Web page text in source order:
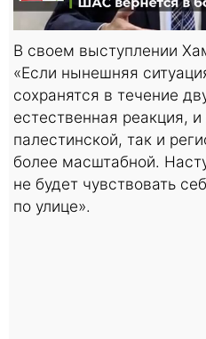
В своем выступлении
«Если нынешняя
сохранятся в течение
естественная реакция,
палестинской, так и
более масштабной.
не будет чувствовать
по улице».